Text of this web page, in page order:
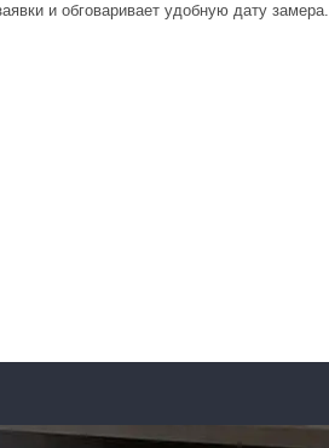
и обговаривает удобную дату замера.